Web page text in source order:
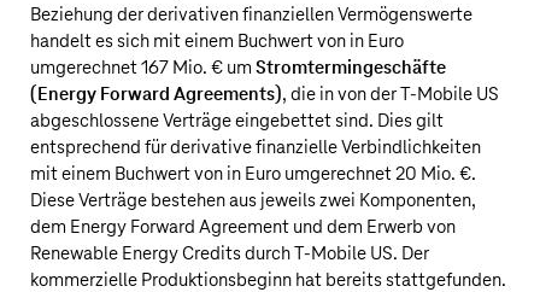
Beziehung der derivativen finanziellen Vermögenswerte
handelt es sich mit einem Buchwert von in Euro
umgerechnet167 Mio. € um Stromtermingeschäfte
(Energy Forward Agreements), die in von derT‑Mobile US
abgeschlossene Verträge eingebettet sind. Dies gilt
entsprechend für derivative finanzielle Verbindlichkeiten
mit einem Buchwert von in Euro umgerechnet20 Mio. €.
Diese Verträge bestehen aus jeweils zwei Komponenten,
dem Energy Forward Agreement und dem Erwerb von
Renewable Energy Credits durchT‑Mobile US. Der
kommerzielle Produktionsbeginn hat bereits stattgefunden.